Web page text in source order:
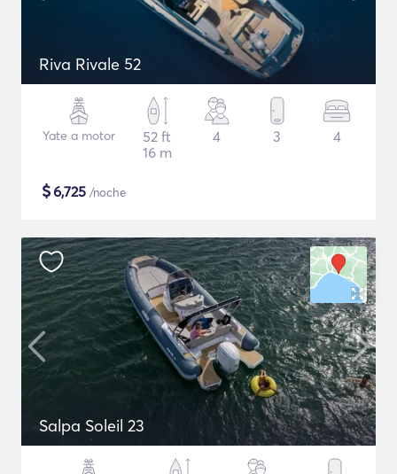
Riva Rivale 52
Yate a motor
52 ft
16 m
4 3 4
$6,725 /noche
Salpa Soleil 23